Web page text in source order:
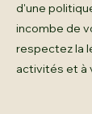
d'une
incombe de
respectez la
activités et à